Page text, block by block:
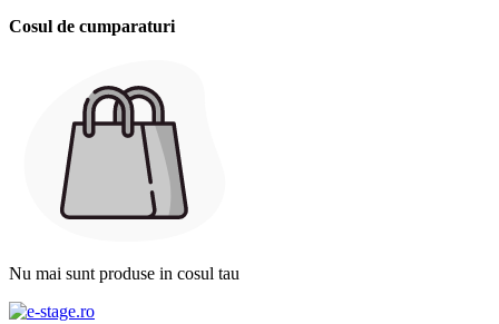
Cosul de cumparaturi
Nu mai sunt produse in cosul tau